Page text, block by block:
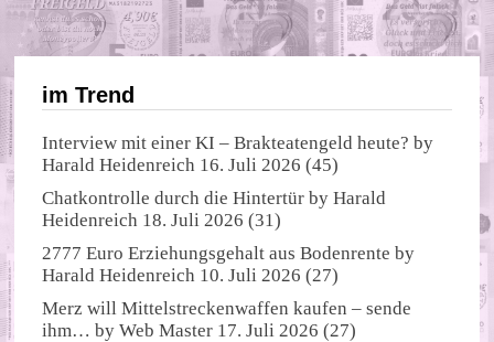
im Trend
Interview mit einer KI – Brakteatengeld heute? by
Harald Heidenreich 16. Juli 2026 (45)
Chatkontrolle durch die Hintertür byHarald
Heidenreich 18. Juli 2026 (31)
2777 Euro Erziehungsgehalt aus Bodenrente by
Harald Heidenreich 10. Juli 2026 (27)
Merz will Mittelstreckenwaffen kaufen – sende
ihm… byWeb Master 17. Juli 2026 (27)